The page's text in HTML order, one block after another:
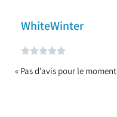
WhiteWinter

« Pas d’avis pour le